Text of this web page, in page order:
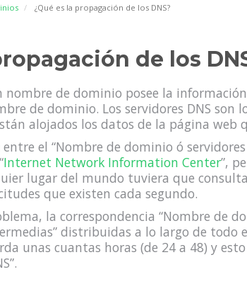
¿Qué es la propagación de los DNS?
de los
de dominio posee la información
de dominio. Los servidores DNS son
alojados los datos de la página web
el “Nombre de dominio ó
Internet Network Information Center”,
lugar del mundo tuviera que
que existen cada segundo.
la correspondencia “Nombre de
distribuidas a lo largo de todo
unas cuantas horas (de 24 a 48) y